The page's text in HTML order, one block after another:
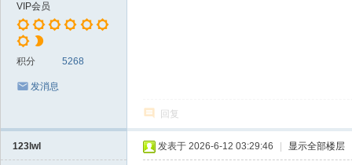
VIP会员
积分 5268
发消息
回复
123lwl 发表于 2026-6-12 03:29:46 显示全部楼层